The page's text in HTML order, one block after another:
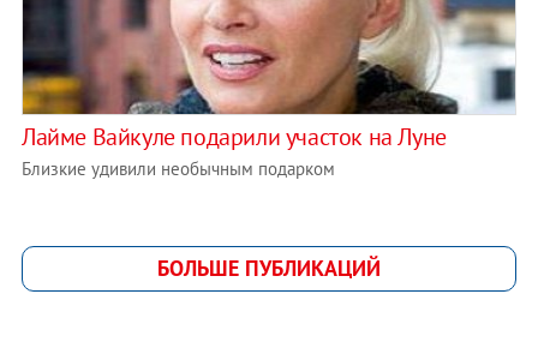
Лайме Вайкуле подарили участок на Луне
Близкие удивили необычным подарком
БОЛЬШЕ ПУБЛИКАЦИЙ